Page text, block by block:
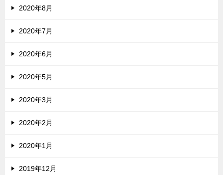
2020年8月
2020年7月
2020年6月
2020年5月
2020年3月
2020年2月
2020年1月
2019年12月